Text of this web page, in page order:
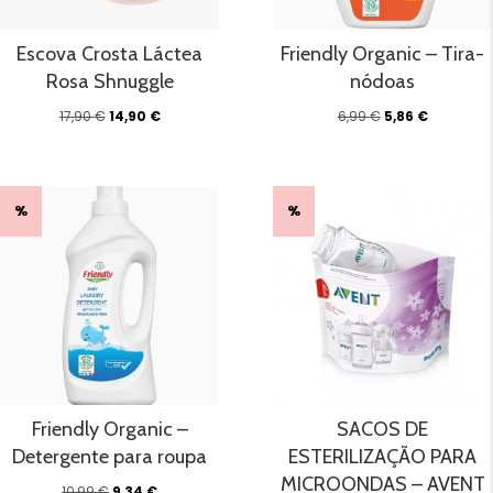
Escova Crosta Láctea
Rosa Shnuggle
17,90€O
17,90 €.
14,90 €O
Friendly Organic – Tira-
nódoas
6,99€ O
5,86 €O
%
Friendly Organic –
Detergente para roupa
%
SACOS DE
ESTERILIZAÇÃO PARA
MICROONDAS – AVENT